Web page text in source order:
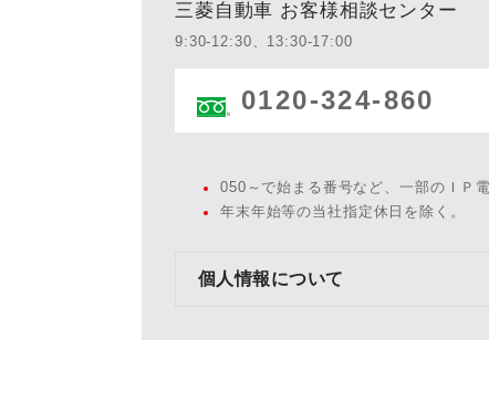
三菱自動車 お客様相談センター
9:30-12:30、13:30-17:00
0120-324-860
050～で始まる番号など、一部のＩＰ
年末年始等の当社指定休日を除く。
個人情報について